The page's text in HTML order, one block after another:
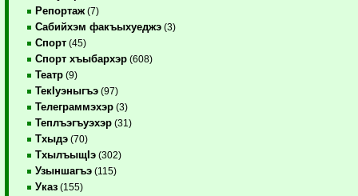
Репортаж (7)
Сабийхэм факъыхуеджэ (3)
Спорт (45)
Спорт хъыбархэр (608)
Театр (9)
ТекIуэныгъэ (97)
Телеграммэхэр (3)
Теплъэгъуэхэр (31)
Тхыдэ (70)
ТхылъыщIэ (302)
Узыншагъэ (115)
Указ (155)